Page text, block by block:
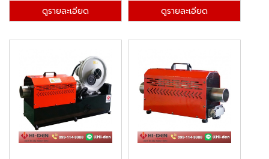
ดูรายละเอียด ดูรายละเอียด